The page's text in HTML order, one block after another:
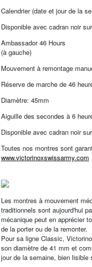
Calendrier (date et jour de la
Disponible avec cadran noir
Ambassador 46 Hours
(à gauche)
Mouvement à remontage
Réserve de marche de 46
Diamètre: 45mm
Aiguille des secondes à 6
Disponible avec cadran noir
Toutes nos montres sont
www.victorinoxswissarmy.com
Les montres à mouvement
traditionnels sont aujourd'hui
mécanique peut en apprécier
de la porter ou de la remonter.
Pour sa ligne Classic,
son diamètre de 41 mm et
jour de la semaine, bien lisible